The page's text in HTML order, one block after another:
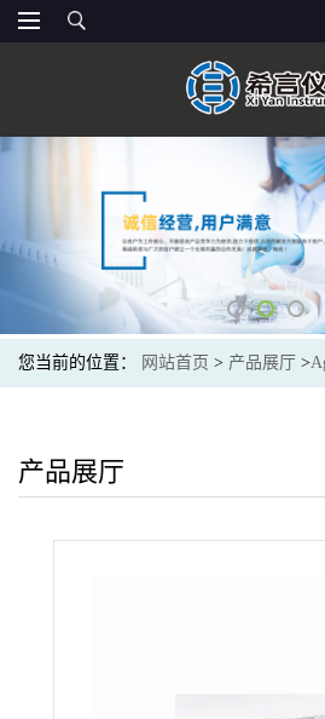
您当前的位置： 网站首页 > 产品展厅 >
16 mmTray holding 126Tubes,
产品展厅